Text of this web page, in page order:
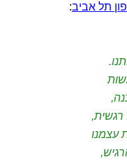
תל אביב:
רגשית,
עצמנו